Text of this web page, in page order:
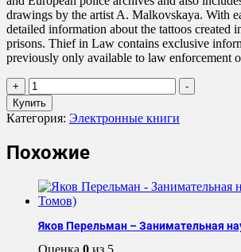
drawings by the artist A. Malkovskaya. With
detailed information about the tattoos created
prisons. Thief in Law contains exclusive
previously only available to law enforcement
+
Количество
товара
M.
Bullen
Thief
Law
-
Купить
Категория: Электронные книги
Похожие